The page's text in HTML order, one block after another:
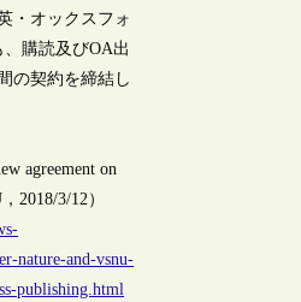
・オックスフォ
購読及びOA出
の契約を締結し
agreement on
2018/3/12）
nature-and-vsnu-
publishing.html